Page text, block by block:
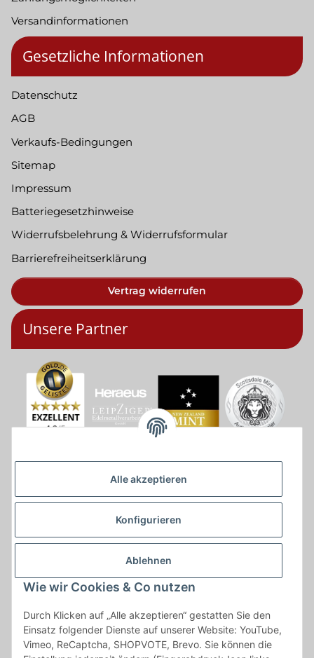
Alle akzeptieren
Konfigurieren
Ablehnen
Wie wir Cookies & Co nutzen
Durch Klicken auf „Alle akzeptieren“ gestatten Sie den
Einsatz folgender Dienste auf unserer Website: YouTube,
Vimeo, ReCaptcha, SHOPVOTE, Brevo. Sie können die
Versandinformationen
Gesetzliche Informationen
Datenschutz
AGB
Verkaufs-Bedingungen
Sitemap
Impressum
Batteriegesetzhinweise
Widerrufsbelehrung & Widerrufsformular
Barrierefreiheitserklärung
Vertrag widerrufen
Unsere Partner
* * Lieferzeiten gelten ab Zahlungseingang und innerhalb
Deutschland.Irrtümer vorbehalten. Angaben zur
Auflagenhöhe, Durchmesser, etc. werden nicht garantiert. Der